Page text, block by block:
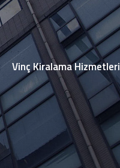
Vinç Kiralama Hizmetleri